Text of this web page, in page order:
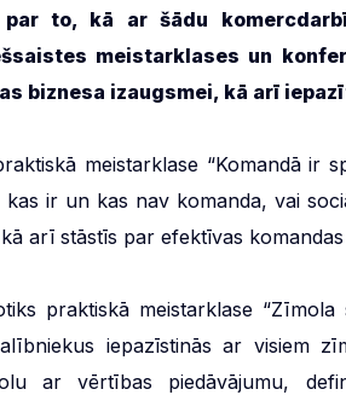
par to, kā ar šādu
meistarklases un
biznesa izaugsmei, kā arī
meistarklase “Komandā ir
kas ir un kas nav komanda, vai
arī stāstīs par efektīvas
praktiskā meistarklase “Zīmola
iepazīstinās ar visiem
ar vērtības piedāvājumu,